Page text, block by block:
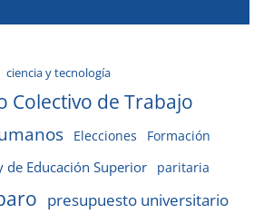
ciencia y tecnología
Colectivo de Trabajo
Elecciones Formación
de Educación Superior paritaria
presupuesto universitario